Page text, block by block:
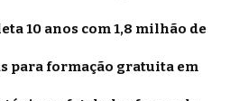
10 anos com 1,8 milhão de
para formação gratuita em